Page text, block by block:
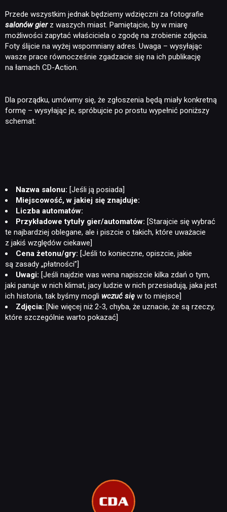
Przede wszystkim jednak będziemy wdzięczni za fotografie
salonów gierz waszych miast. Pamiętajcie, by w miarę
możliwości zapytać właściciela o zgodę na zrobienie zdjęcia.
Foty ślijcie na wyżej wspomniany adres. Uwaga – wysyłając
wasze prace równocześnie zgadzacie się na ich publikację
na łamach CD-Action.
Dla porządku, umówmy się, że zgłoszenia będą miały konkretną
formę – wysyłając je, spróbujcie po prostu wypełnić poniższy
schemat:
Nazwa salonu: [Jeśli ją posiada]
Miejscowość, w jakiej się znajduje:
Liczba automatów:
Przykładowe tytuły gier/automatów: [Starajcie się wybrać
te najbardziej oblegane, ale i piszcie o takich, które uważacie
z jakiś względów ciekawe]
Cena żetonu/gry: [Jeśli to konieczne, opiszcie, jakie
są zasady „płatności”]
Uwagi: [Jeśli najdzie was wena napiszcie kilka zdań o tym,
jaki panuje w nich klimat, jacy ludzie w nich przesiadują, jaka jest
ich historia, tak byśmy mogli wczuć się w to miejsce]
Zdjęcia: [Nie więcej niż 2-3, chyba, że uznacie, że są rzeczy,
które szczególnie warto pokazać]